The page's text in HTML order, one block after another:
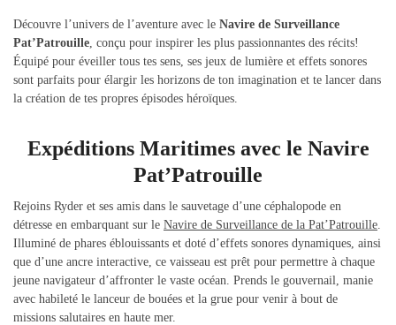
Découvre l’univers de l’aventure avec le Navire de Surveillance
Pat’Patrouille, conçu pour inspirer les plus passionnantes des récits!
Équipé pour éveiller tous tes sens, ses jeux de lumière et effets sonores
sont parfaits pour élargir les horizons de ton imagination et te lancer dans
la création de tes propres épisodes héroïques.
Expéditions Maritimes avec le Navire
Pat’Patrouille
Rejoins Ryder et ses amis dans le sauvetage d’une céphalopode en
détresse en embarquant sur le Navire de Surveillance de la Pat’Patrouille
Illuminé de phares éblouissants et doté d’effets sonores dynamiques, ainsi
que d’une ancre interactive, ce vaisseau est prêt pour permettre à chaque
jeune navigateur d’affronter le vaste océan. Prends le gouvernail, manie
avec habileté le lanceur de bouées et la grue pour venir à bout de
missions salutaires en haute mer.